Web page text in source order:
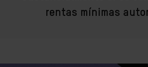
rentas mínimas